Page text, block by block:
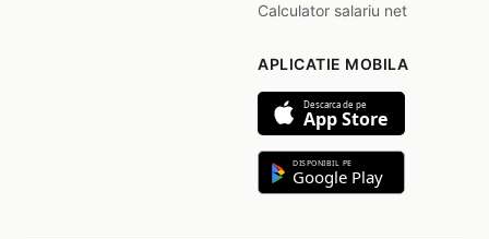
Calculator salariu net
APLICATIE MOBILA
Descarca de pe
App Store
DISPONIBIL PE
Google Play